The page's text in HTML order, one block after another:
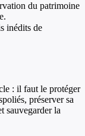
du patrimoine
inédits de
: il faut le protéger
préserver sa
sauvegarder la